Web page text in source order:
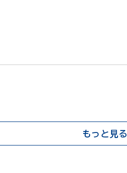
もっと見る